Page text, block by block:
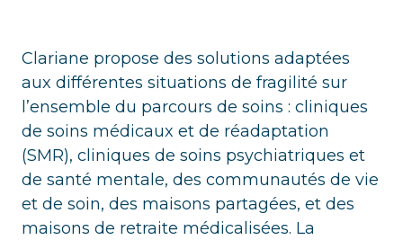
Clariane propose des solutions adaptées
aux différentes situations de fragilité sur
l’ensemble du parcours de soins : cliniques
de soins médicaux et de réadaptation
(SMR), cliniques de soins psychiatriques et
de santé mentale, des communautés de vie
et de soin, des maisons partagées, et des
maisons de retraite médicalisées. La